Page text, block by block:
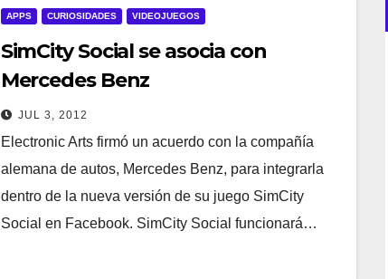
APPS CURIOSIDADES VIDEOJUEGOS
SimCity Social se asocia con
Mercedes Benz
JUL 3, 2012
Electronic Arts firmó un acuerdo con la compañía
alemana de autos, Mercedes Benz, para integrarla
dentro de la nueva versión de su juego SimCity
Social en Facebook. SimCity Social funcionará…